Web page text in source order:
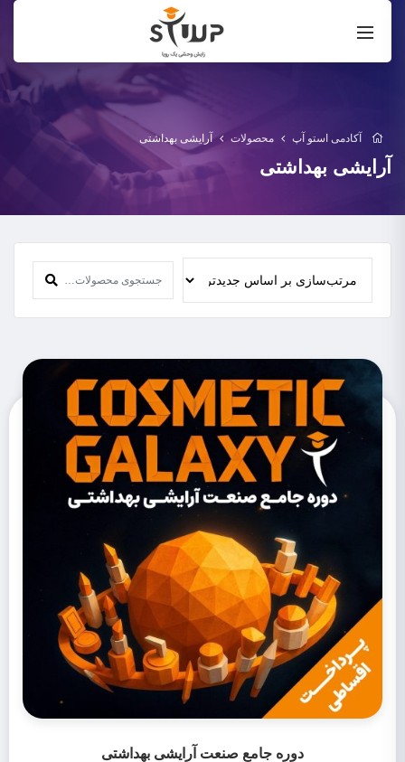
آکادمی استو آپ محصولات آرایشی بهداشتی
آرایشی بهداشتی
دوره جامع صنعت آرایشی بهداشتی